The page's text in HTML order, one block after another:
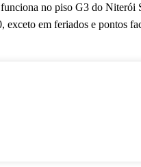
no piso G3 do Niterói
exceto em feriados e pontos